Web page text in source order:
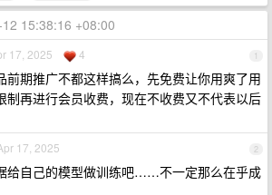
15:38:16 +08:00
1
17, 2025 4
前期推广不都这样搞么，先免费让你用爽了用
制再进行会员收费，现在不收费又不代表以后
2
17, 2025
给自己的模型做训练吧……不一定那么在乎成